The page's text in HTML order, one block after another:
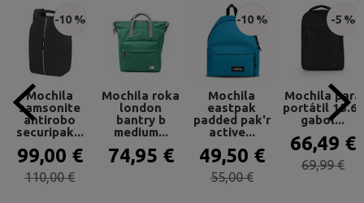
-10 %
Mochila
samsonite
antirobo
securipak...
99,00 €
110,00 €
Mochila roka
london
bantry b
medium...
74,95 €
-10 %
Mochila
eastpak
padded pak'r
active...
49,50 €
55,00 €
-5 %
Mochila para
portátil 15.6"
gabol...
66,49 €
69,99 €